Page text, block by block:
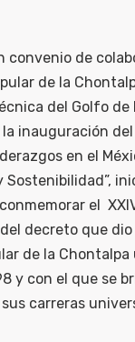
convenio de
de la
del Golfo de
la inauguración
en el
Sostenibilidad”,
el
decreto que dio
de la Chontalpa
y con el que se
carreras